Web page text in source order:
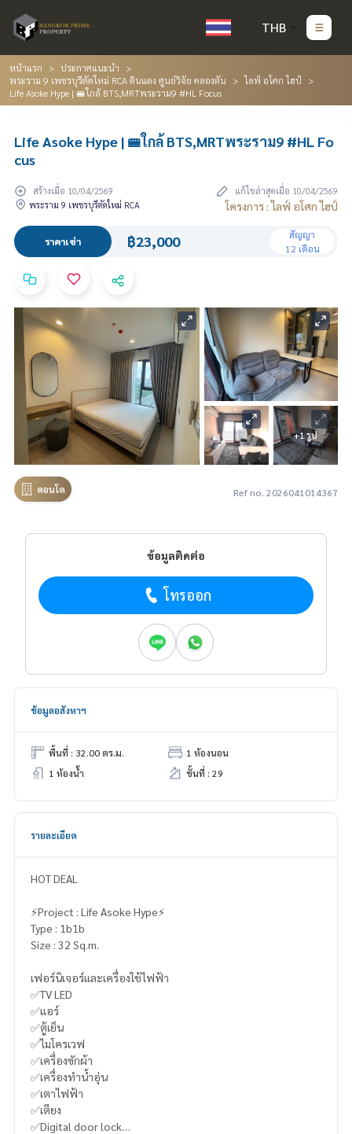
THB
หน้าแรก
ประกาศแนะนำ
พระราม 9 เพชรบุรีตัดใหม่ RCA ดินแดง ศูนย์วิจัย คลองตัน
ไลฟ์ อโศก ไฮป์
Life Asoke Hype | 🚝ใกล้ BTS,MRTพระราม9 #HL Focus
Life Asoke Hype | 🚝ใกล้ BTS,MRTพระราม9 #HL Fo
cus
สร้างเมื่อ 10/04/2569
แก้ไขล่าสุดเมื่อ 10/04/2569
พระราม 9 เพชรบุรีตัดใหม่ RCA
โครงการ : ไลฟ์ อโศก ไฮป์
ราคาเช่า ฿23,000
สัญญา
12 เดือน
+1 รูป
คอนโด Ref no. 2026041014367
ข้อมูลติดต่อ
โทรออก
ข้อมูลอสังหาฯ
พื้นที่ : 32.00 ตร.ม.
1 ห้องนอน
1 ห้องน้ำ
ชั้นที่ : 29
รายละเอียด
HOT DEAL
⚡️Project : Life Asoke Hype⚡️
Type : 1b1b
Size : 32 Sq.m.
เฟอร์นิเจอร์และเครื่องใช้ไฟฟ้า
✅TV LED
✅แอร์
✅ตู้เย็น
✅ไมโครเวฟ
✅เครื่องซักผ้า
✅เครื่องทำน้ำอุ่น
✅เตาไฟฟ้า
✅เตียง
✅Digital door lock